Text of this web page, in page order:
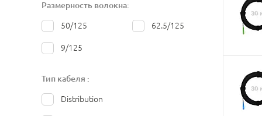
Размерность волокна:
50/125 62.5/125
9/125
Тип кабеля :
Distribution